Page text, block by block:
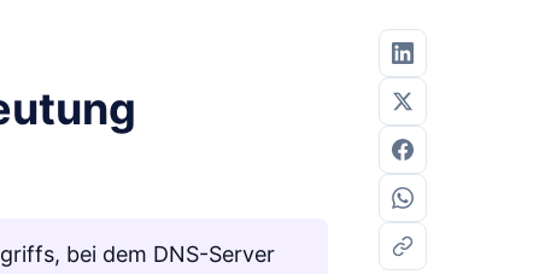
bei dem DNS-Server